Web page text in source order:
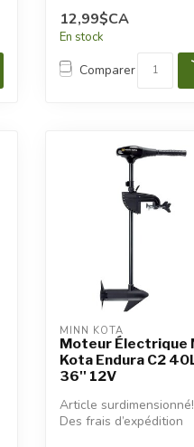
12,99$CA
En stock
Comparer
MINN KOTA
Moteur Électrique
Kota Endura C2
36'' 12V
Article surdimensionné!
Des frais d’expédition